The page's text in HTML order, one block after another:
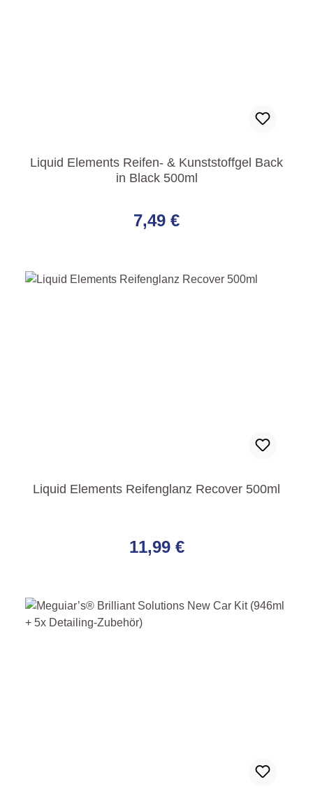
Liquid Elements Reifen- & Kunststoffgel Back
in Black 500ml
7,49 €
Liquid Elements Reifenglanz Recover 500ml
11,99 €